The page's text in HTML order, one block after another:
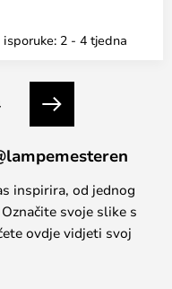
2 - 4 tjedna
Sljedeći
inspirira, od jednog
svoje slike s
ovdje vidjeti svoj